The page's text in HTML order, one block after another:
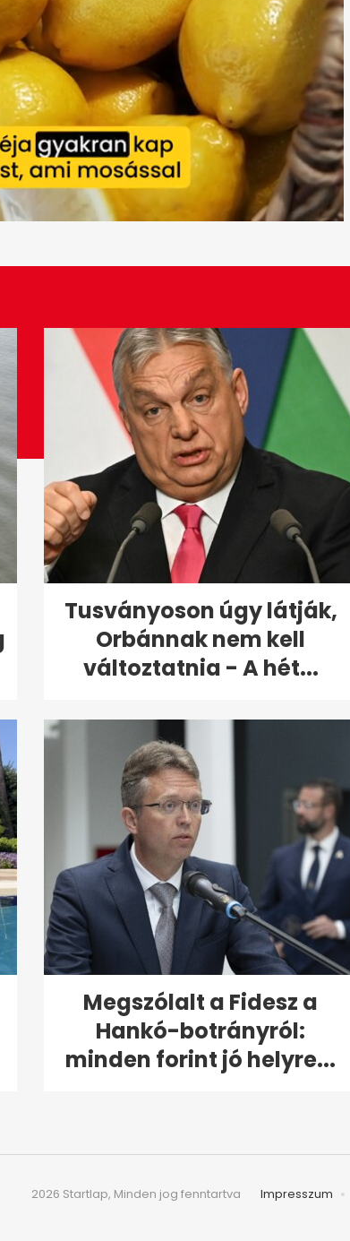
Tusványoson úgy látják,
Orbánnak nem kell
változtatnia - A hét...
Megszólalt a Fidesz a
Hankó-botrányról:
minden forint jó helyre...
Impresszum
2026 Startlap, Minden jog fenntartva